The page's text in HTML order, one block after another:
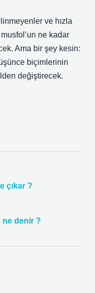
ve hızla
ne kadar
Ama bir şey kesin:
biçimlerinin
değiştirecek.
çıkar ?
ne denir ?